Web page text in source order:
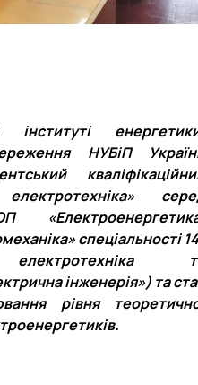
інституті
НУБіП
спеціальності
електротехніка
інженерія») та
рівня